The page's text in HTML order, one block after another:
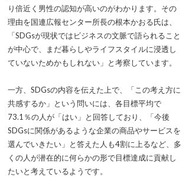
り倍近く男性の認知が高いのがわかります。その
理由を国連広報センター所長の根本かおる氏は、
「SDGsが現状ではビジネスの文脈で語られること
が中心で、まだ暮らしやライフスタイルに浸透し
ていないためかもしれない」と考察しています。
一方、SDGsの内容を伝えた上で、「この考え方に
共感するか」という問いには、各目標平均で
73.1％の人が「はい」と回答しており、「今後
SDGsに関係があるような企業の商品やサービスを
選んでいきたい」と答えた人も4割に上るなど、多
くの人が潜在的に何らかの形で目標達成に貢献し
たいと考えているようです。